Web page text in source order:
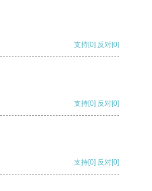
支持[0] 反对[0]
支持[0] 反对[0]
支持[0] 反对[0]